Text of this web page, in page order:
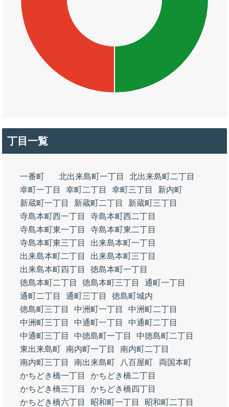
丁目一覧
一番町 北出来島町一丁目
北出来島町二丁目
幸町一丁目
幸町二丁目 幸町三丁目
新内町
新蔵町一丁目
新蔵町二丁目
新蔵町三丁目
寺島本町西一丁目
寺島本町西二丁目
寺島本町東一丁目
寺島本町東二丁目
寺島本町東三丁目
出来島本町一丁目
出来島本町二丁目
出来島本町三丁目
出来島本町四丁目
徳島本町一丁目
徳島本町二丁目
徳島本町三丁目
通町一丁目
通町二丁目
通町三丁目
徳島町城内
徳島町三丁目
中洲町一丁目
中洲町二丁目
中洲町三丁目
中通町一丁目
中通町二丁目
中通町三丁目
中徳島町一丁目
中徳島町二丁目
東出来島町 南内町一丁目
南内町二丁目
南内町三丁目
南出来島町 八百屋町
両国本町
かちどき橋一丁目
かちどき橋二丁目
かちどき橋三丁目
かちどき橋四丁目
かちどき橋六丁目
昭和町一丁目
昭和町二丁目